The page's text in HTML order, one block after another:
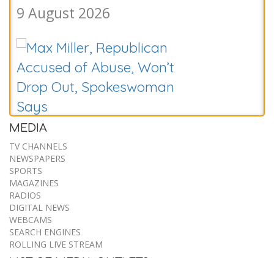
Hunter Biden Says His Father’s
Cancer Is Worsening
9 August 2026
MEDIA
TV CHANNELS
NEWSPAPERS
SPORTS
MAGAZINES
RADIOS
DIGITAL NEWS
WEBCAMS
SEARCH ENGINES
ROLLING LIVE STREAM